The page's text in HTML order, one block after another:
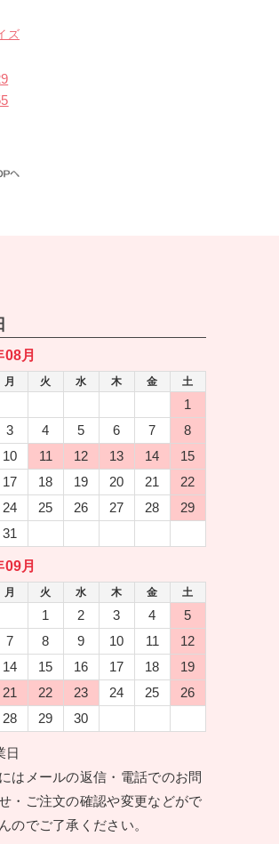
ズ
月
月 火 水 木 金 土
1
3 4 5 6 7
8
10 11 12 13 14
15
17 18 19 20 21
22
24 25 26 27 28
29
31
月
月 火 水 木 金 土
1 2 3 4
5
7 8 9 10 11
12
14 15 16 17 18
19
21 22 23 24 25
26
28 29 30
日
はメールの返信・電話でのお問
・ご注文の確認や変更などがで
のでご了承ください。